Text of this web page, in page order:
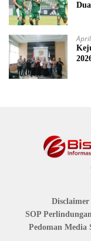
Disclaimer
SOP
Pedoman Media